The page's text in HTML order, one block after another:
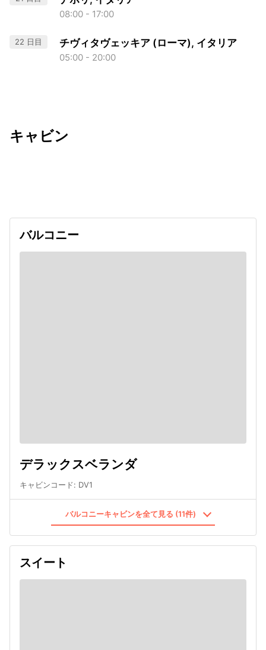
08:00 - 17:00
22 日目 チヴィタヴェッキア (ローマ), イタリア
05:00 - 20:00
キャビン
バルコニー
デラックスベランダ
キャビンコード: DV1
バルコニーキャビンを全て見る (11件)
スイート